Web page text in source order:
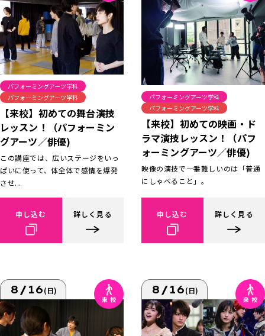
パフォーミングアーツ学科
パフォーミングアーツ学科
【来校】初めての舞台演技
レッスン！（パフォーミン
グアーツ／俳優)
この講座では、広いステージをいっ
ぱいに使って、体全体で感情を爆発
させ...
申し込む 詳しく見る
パフォーミングアーツ学科
パフォーミングアーツ学科
【来校】初めての映画・ド
ラマ演技レッスン！（パフ
ォーミングアーツ／俳優)
映像の演技で一番難しいのは「普通
にしゃべること」。
申し込む 詳しく見る
8/16(日) 8/16(日)